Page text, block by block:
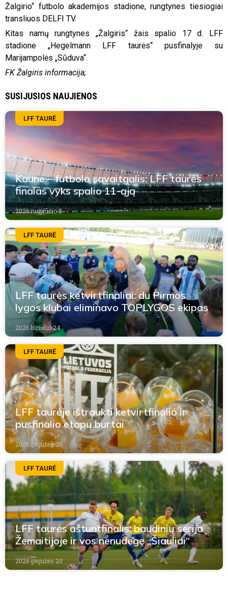
Žalgirio“ futbolo akademijos stadione, rungtynes tiesiogiai
transliuos DELFI TV.
Kitas namų rungtynes „Žalgiris“ žais spalio 17 d. LFF
stadione „Hegelmann LFF taurės“ pusfinalyje su
Marijampolės „Sūduva“.
FK Žalgiris informacija;
SUSIJUSIOS NAUJIENOS
LFF TAURĖ
Kaune – futbolo savaitgalis: LFF taurės
finalas vyks spalio 11-ąją
2026 rugpjūčio 5
LFF TAURĖ
LFF taurės ketvirtfinaliai: du Pirmos
lygos klubai eliminavo TOPLYGOS ekipas
2026 birželio 24
LFF TAURĖ
LFF taurėje ištraukti ketvirtfinalio ir
pusfinalio etapų burtai
2026 gegužės 28
LFF TAURĖ
LFF taurės aštuntfinalis: baudinių serija
Žemaitijoje ir vos nenudegę „Šiauliai“
2026 gegužės 20